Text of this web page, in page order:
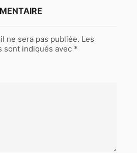
ne sera pas publiée. Les
sont indiqués avec *